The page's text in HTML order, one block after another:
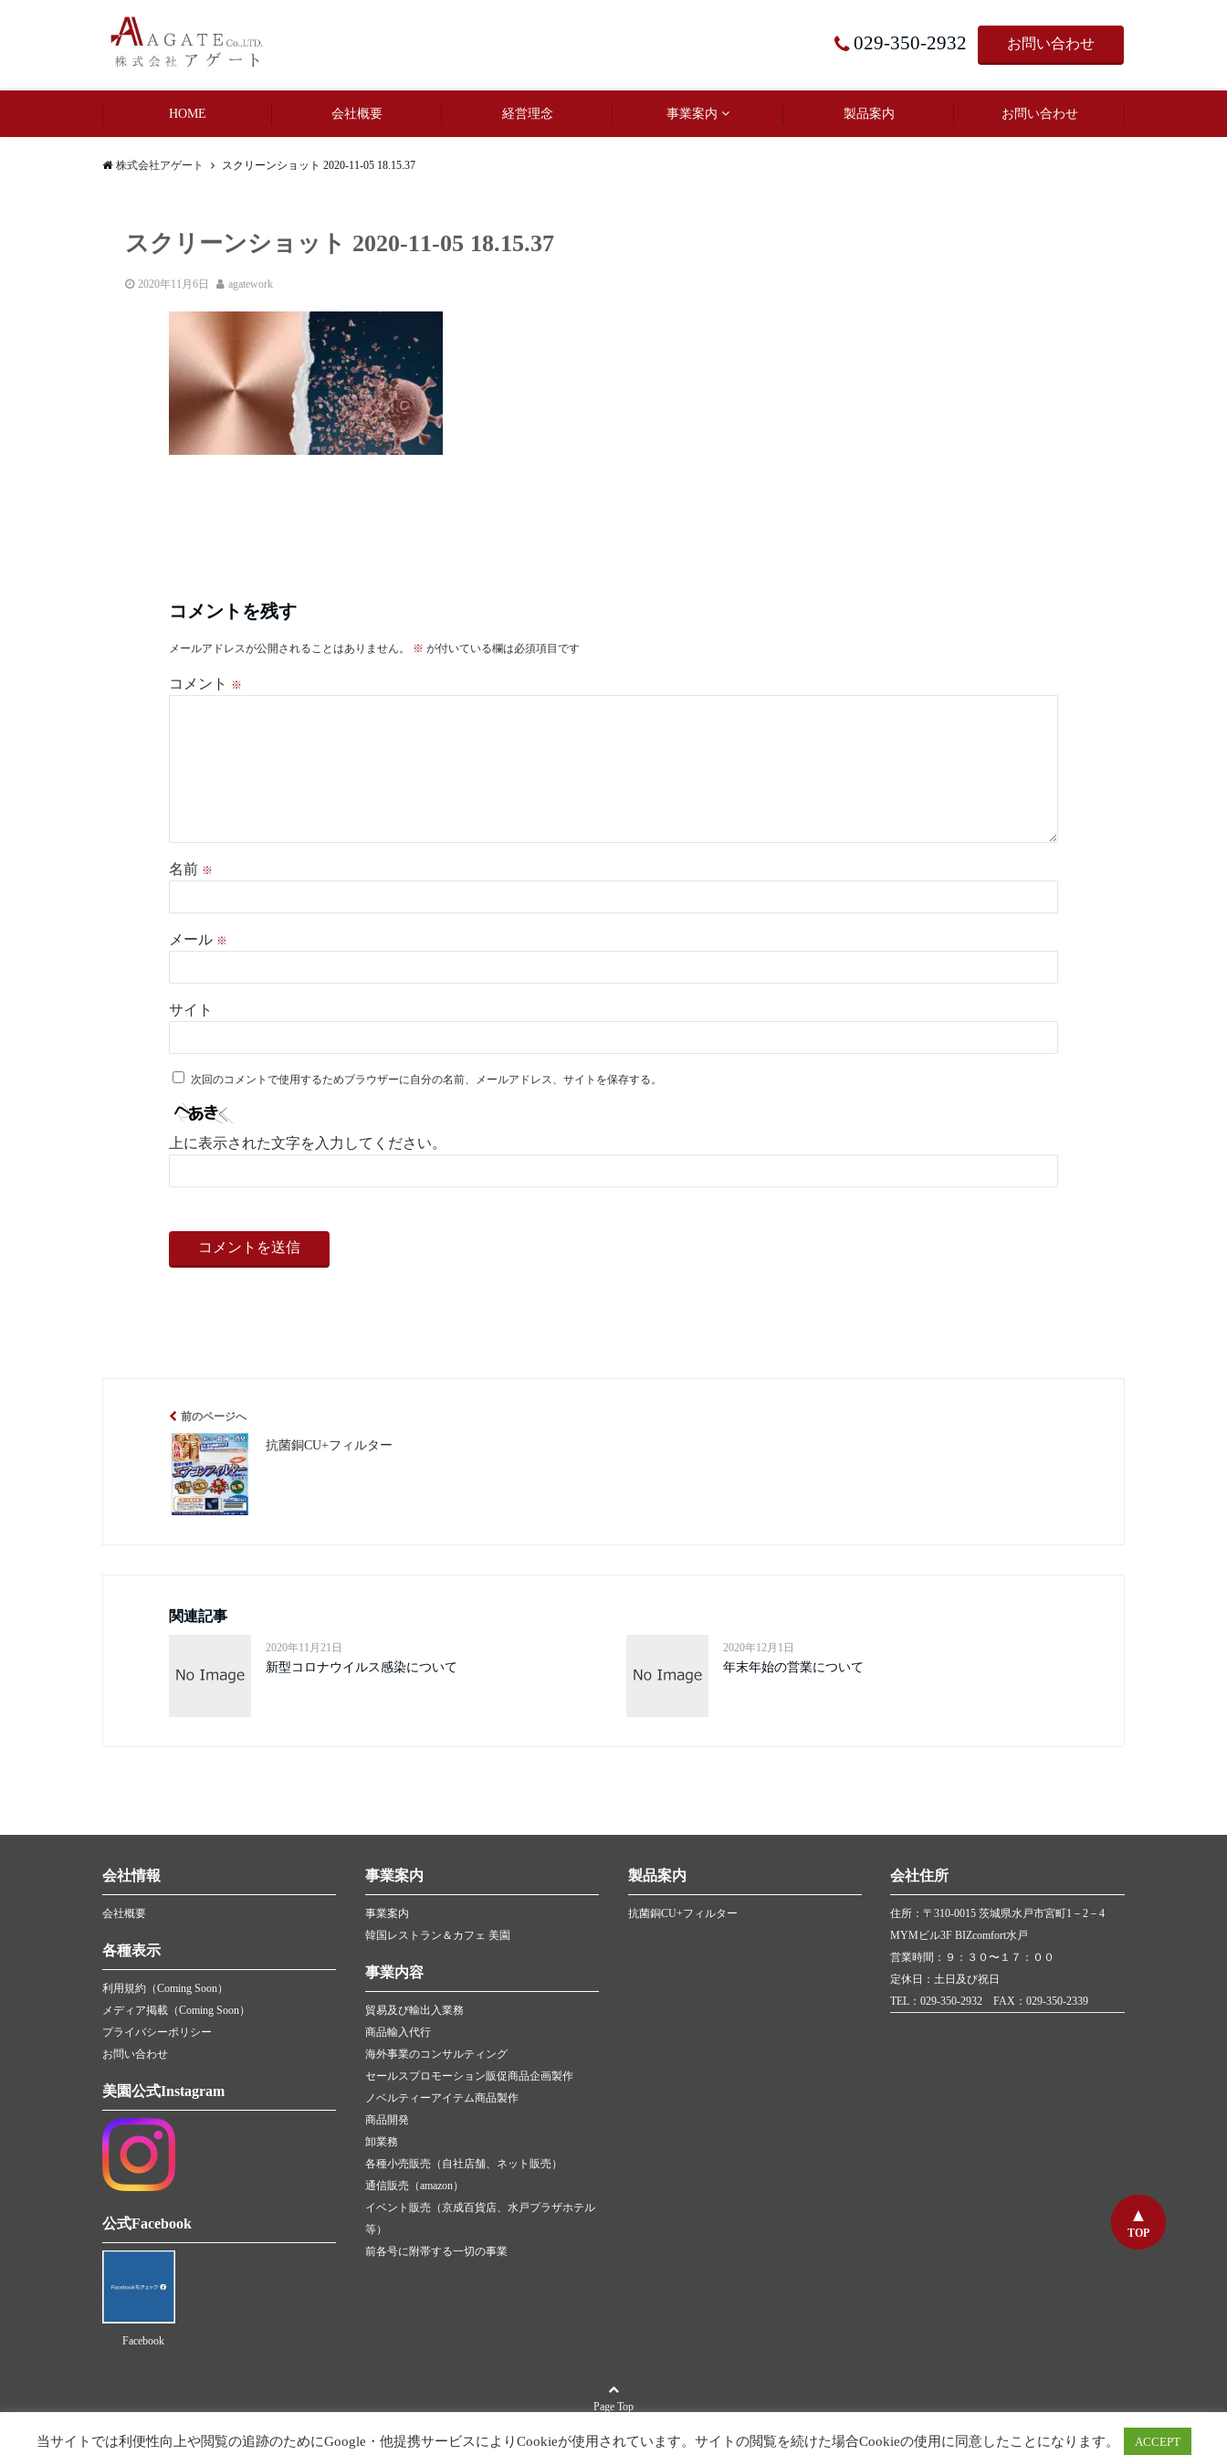
029-350-2932 お問い合わせ
HOME 会社概要 経営理念 事業案内 製品案内 お問い合わせ
株式会社アゲート スクリーンショット 2020-11-05 18.15.37
スクリーンショット 2020-11-05 18.15.37
2020年11月6日 agatework
コメントを残す
メールアドレスが公開されることはありません。 ※ が付いている欄は必須項目です
コメント ※
名前 ※
メール ※
サイト
次回のコメントで使用するためブラウザーに自分の名前、メールアドレス、サイトを保存する。
上に表示された文字を入力してください。
前のページへ
抗菌銅CU+フィルター
関連記事
2020年11月21日
新型コロナウイルス感染について
2020年12月1日
年末年始の営業について
TOP
TOP
会社情報
会社概要
各種表示
利用規約（Coming Soon）
メディア掲載（Coming Soon）
プライバシーポリシー
お問い合わせ
美園公式Instagram
公式Facebook
Facebook
事業案内
事業案内
韓国レストラン＆カフェ 美園
事業内容
貿易及び輸出入業務
商品輸入代行
海外事業のコンサルティング
セールスプロモーション販促商品企画製作
ノベルティーアイテム商品製作
商品開発
卸業務
各種小売販売（自社店舗、ネット販売）
通信販売（amazon）
イベント販売（京成百貨店、水戸プラザホテル
等）
前各号に附帯する一切の事業
製品案内
抗菌銅CU+フィルター
会社住所
住所：〒310-0015 茨城県水戸市宮町1－2－4
MYMビル3F BIZcomfort水戸
営業時間：９：３０〜１７：００
定休日：土日及び祝日
TEL：029-350-2932 FAX：029-350-2339
Page Top
お問い合わせ プライバシーポリシー
当サイトでは利便性向上や閲覧の追跡のためにGoogle・他提携サービスによりCookieが使用されています。サイトの閲覧を続けた場合Cookieの使用に同意したことになります。 ACCEPT